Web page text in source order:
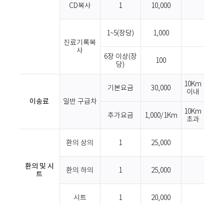
CD복사 1 10,000
진료기록복
사
1~5(장당) 1,000
6장 이상(장
당)
100
이송료 일반 구급차
기본요금 30,000
10Km
이내
추가요금 1,000/1Km
10Km
초과
환의 및 시
트
환의 상의 1 25,000
환의 하의 1 25,000
시트 1 20,000